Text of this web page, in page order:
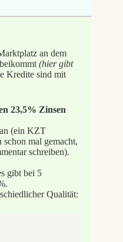
an dem
(hier gibt
Kredite sind mit
23,5% Zinsen
(ein KZT
mal gemacht,
schreiben).
gibt bei 5
Qualität: